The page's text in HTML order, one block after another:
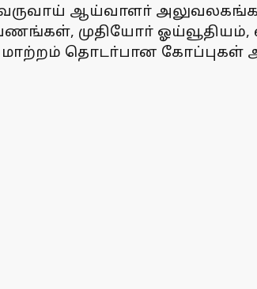
ஆய்வாளா்
முதியோா்
மாற்றம் தொடா்பான